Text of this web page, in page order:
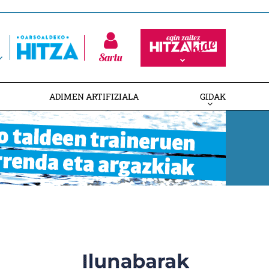
Sartu
ADIMEN ARTIFIZIALA GIDAK